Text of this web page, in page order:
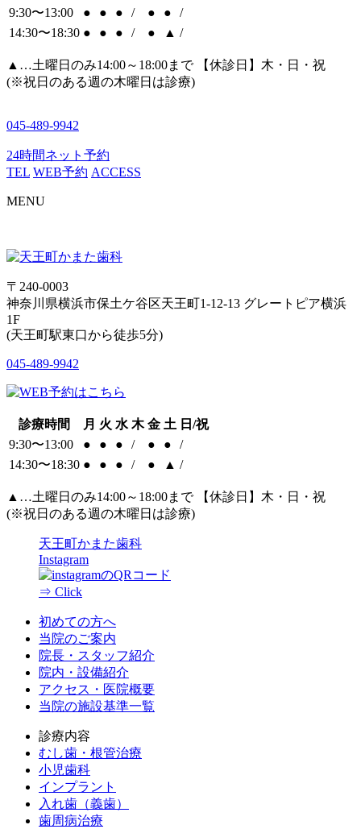
9:30〜13:00
● ● ● / ● ●
/
14:30〜18:30 ● ● ● / ● ▲ /
▲ …土曜日のみ14:00～18:00まで 【休診日】木・日・祝
(※祝日のある週の木曜日は診療)
045-489-9942
24時間ネット予約
TEL WEB予約 ACCESS
MENU
〒240-0003
神奈川県横浜市保土ケ谷区天王町1-12-13 グレートピア横浜
1F
(天王町駅東口から徒歩5分)
045-489-9942
診療時間 月 火 水 木 金 土 日/祝
9:30〜13:00
● ● ● / ● ●
/
14:30〜18:30 ● ● ● / ● ▲ /
▲ …土曜日のみ14:00～18:00まで 【休診日】木・日・祝
(※祝日のある週の木曜日は診療)
天王町かまた歯科
Instagram
⇒ Click
初めての方へ
当院のご案内
院長・スタッフ紹介
院内・設備紹介
アクセス・医院概要
当院の施設基準一覧
診療内容
むし歯・根管治療
小児歯科
インプラント
入れ歯（義歯）
歯周病治療